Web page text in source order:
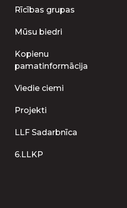
Rīcības grupas
Mūsu biedri
Kopienu
pamatinformācija
Viedie ciemi
Projekti
LLF Sadarbnīca
6.LLKP